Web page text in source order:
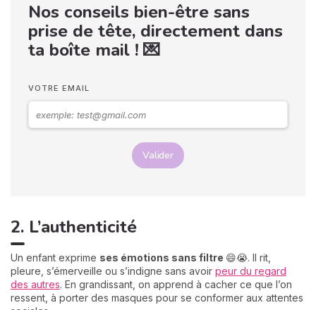
Nos conseils bien-être sans
prise de tête, directement dans
ta boîte mail ! 💌
VOTRE EMAIL
Valider
2. L’authenticité
Un enfant exprime ses émotions sans filtre 😄😭. Il rit,
pleure, s’émerveille ou s’indigne sans avoir peur du regard
des autres. En grandissant, on apprend à cacher ce que l’on
ressent, à porter des masques pour se conformer aux attentes